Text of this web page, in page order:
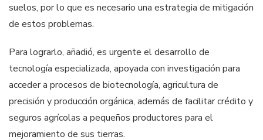
suelos, por lo que es necesario una estrategia de mitigación
de estos problemas.
Para lograrlo, añadió, es urgente el desarrollo de
tecnología especializada, apoyada con investigación para
acceder a procesos de biotecnología, agricultura de
precisión y producción orgánica, además de facilitar crédito y
seguros agrícolas a pequeños productores para el
mejoramiento de sus tierras.